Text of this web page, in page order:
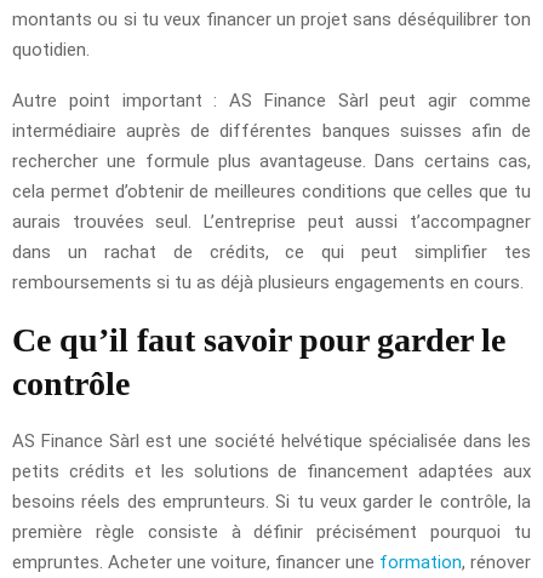
montants ou si tu veux financer un projet sans déséquilibrer ton
quotidien.
Autre point important : AS Finance Sàrl peut agir comme
intermédiaire auprès de différentes banques suisses afin de
rechercher une formule plus avantageuse. Dans certains cas,
cela permet d’obtenir de meilleures conditions que celles que tu
aurais trouvées seul. L’entreprise peut aussi t’accompagner
dans un rachat de crédits, ce qui peut simplifier tes
remboursements si tu as déjà plusieurs engagements en cours.
Ce qu’il faut savoir pour garder le
contrôle
AS Finance Sàrl est une société helvétique spécialisée dans les
petits crédits et les solutions de financement adaptées aux
besoins réels des emprunteurs. Si tu veux garder le contrôle, la
première règle consiste à définir précisément pourquoi tu
empruntes. Acheter une voiture, financer une formation, rénover